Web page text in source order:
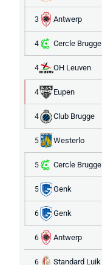
3 Antwerp
4 Cercle Brugge
4 OH Leuven
4 Eupen
4 Club Brugge
5 Westerlo
5 Cercle Brugge
5 Genk
6 Genk
6 Antwerp
6 Standard Luik